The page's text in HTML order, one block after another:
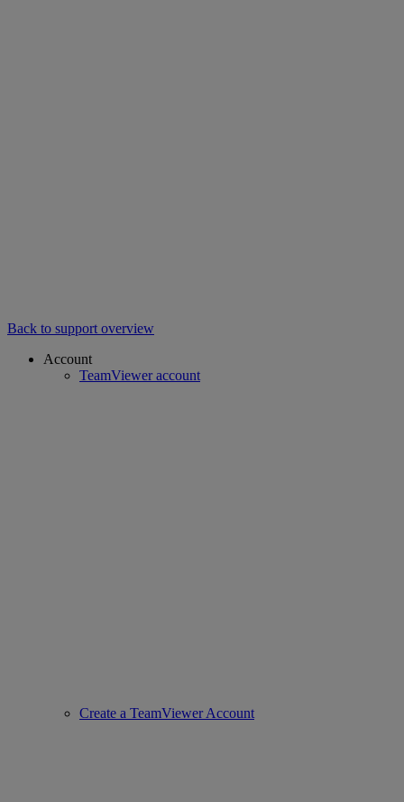
Back to support overview
Account
TeamViewer account
Create a TeamViewer Account